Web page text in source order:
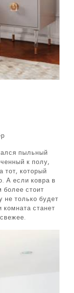
пыльный
к полу,
тот, который
А если ковра в
стоит
не только будет
станет